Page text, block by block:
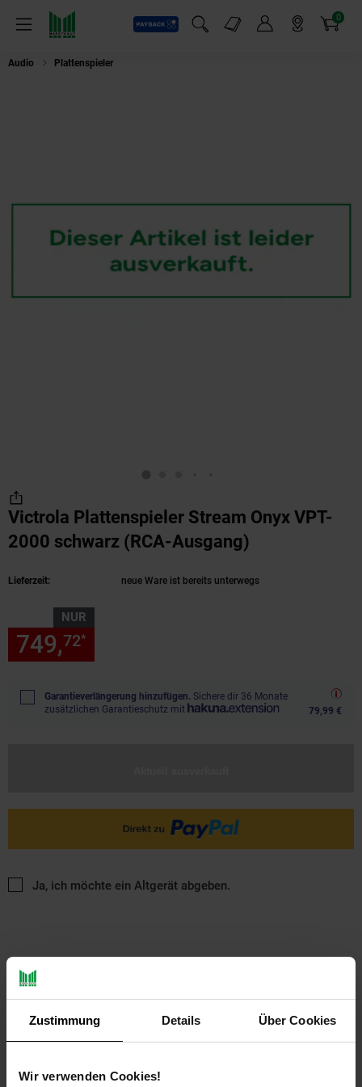
Zustimmung Details Über Cookies
Wir verwenden Cookies!
Menü
Payback
Suchfeld einblenden
Markt-Angebote 0
Artikel
Audio Plattenspieler
Victrola Plattenspieler Stream Onyx VPT-
2000 schwarz (RCA-Ausgang)
Lieferzeit: neue Ware ist bereits unterwegs
NUR
749,72*
Garantieverlängerung hinzufügen. Sichere dir 36 Monate
zusätzlichen Garantieschutz mit
79,99 €
Ja, ich möchte ein Altgerät abgeben.